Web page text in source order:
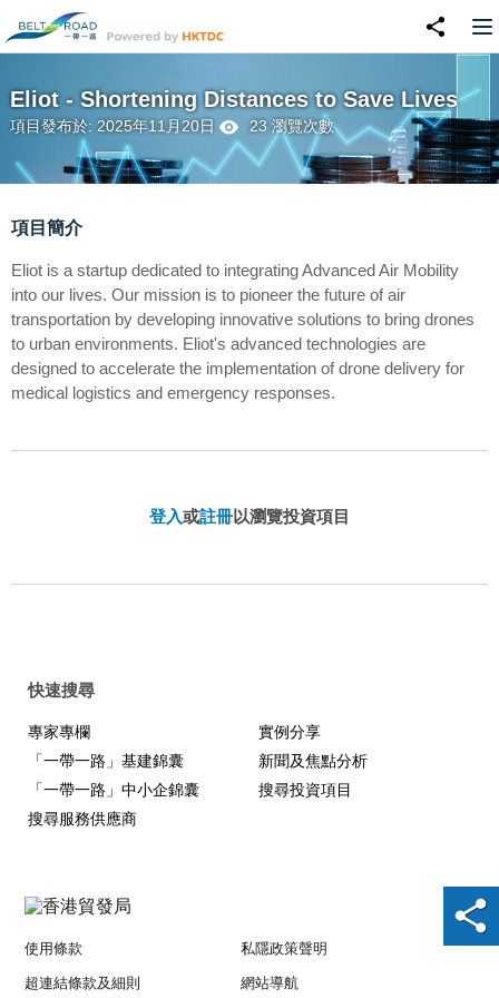
Eliot - Shortening Distances to Save Lives
項目發布於: 2025年11月20日 23 瀏覽次數
項目簡介
Eliot is a startup dedicated to integrating Advanced Air Mobility
into our lives. Our mission is to pioneer the future of air
transportation by developing innovative solutions to bring drones
to urban environments. Eliot's advanced technologies are
designed to accelerate the implementation of drone delivery for
medical logistics and emergency responses.
登入或註冊以瀏覽投資項目
快速搜尋
專家專欄
實例分享
「一帶一路」基建錦囊
新聞及焦點分析
「一帶一路」中小企錦囊
搜尋投資項目
搜尋服務供應商
使用條款 私隱政策聲明
超連結條款及細則 網站導航